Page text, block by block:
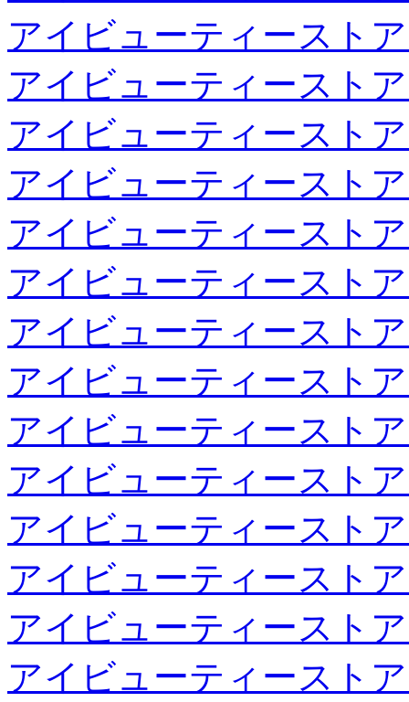
アイビューティースト
アイビューティースト
アイビューティースト
アイビューティースト
アイビューティースト
アイビューティースト
アイビューティースト
アイビューティースト
アイビューティースト
アイビューティースト
アイビューティースト
アイビューティースト
アイビューティースト
アイビューティースト